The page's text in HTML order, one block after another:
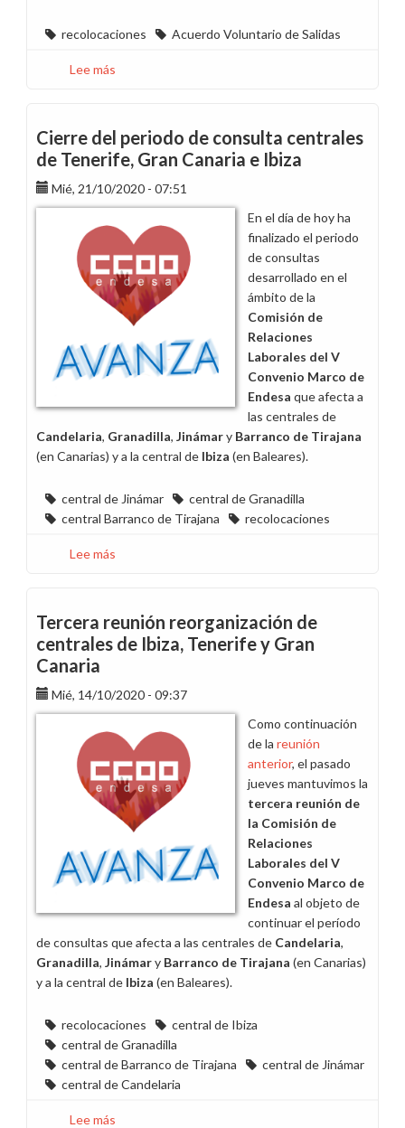
recolocaciones Acuerdo Voluntario de Salidas
Lee más
Endesa
hostiliza
a
la
plantilla
mayor
edad
en
las
recolocaciones
en
zona
Cierre del periodo de consulta centrales
de Tenerife, Gran Canaria e Ibiza
Mié, 21/10/2020 - 07:51
En el día de hoy ha
finalizado el periodo
de consultas
desarrollado en el
ámbito de la
Comisión de
Relaciones
Laborales del V
Convenio Marco de
Endesa que afecta a
las centrales de
Candelaria, Granadilla, Jinámary Barranco de Tirajana
(en Canarias) y a la central de Ibiza (en Baleares).
central de Jinámar
central de Granadilla
central Barranco de Tirajana
recolocaciones
Lee más
periodo
de
consulta
de
Tenerife,
Gran
Canaria
e
Ibiza
Tercera reunión reorganización de
centrales de Ibiza, Tenerife y Gran
Canaria
Mié, 14/10/2020 - 09:37
Como continuación
de la reunión
anterior, el pasado
jueves mantuvimos la
tercera reunión de
la Comisión de
Relaciones
Laborales del V
Convenio Marco de
Endesa al objeto de
continuar el período
de consultas que afecta a las centrales de Candelaria,
Granadilla, Jinámary Barranco de Tirajana (en Canarias)
y a la central de Ibiza (en Baleares).
recolocaciones
central de Ibiza
central de Granadilla
central de Barranco de Tirajana
central de Jinámar
central de Candelaria
Lee más